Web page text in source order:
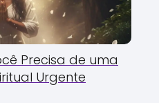
Precisa de uma
Urgente